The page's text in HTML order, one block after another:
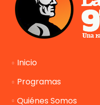
Inicio
Programas
Quiénes Somos